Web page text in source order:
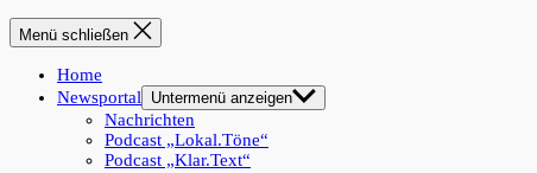
Menü schließen
Home
Newsportal
Untermenü anzeigen
Nachrichten
Podcast „Lokal.Töne“
Podcast „Klar.Text“